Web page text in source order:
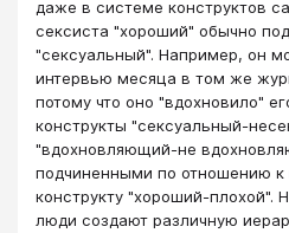
даже в системе конструктов
сексиста "хороший" обычно
"сексуальный". Например, он
интервью месяца в том же
потому что оно "вдохновило"
конструкты "сексуальный-
"вдохновляющий-не
подчиненными по отношению
конструкту "хороший-плохой".
люди создают различную